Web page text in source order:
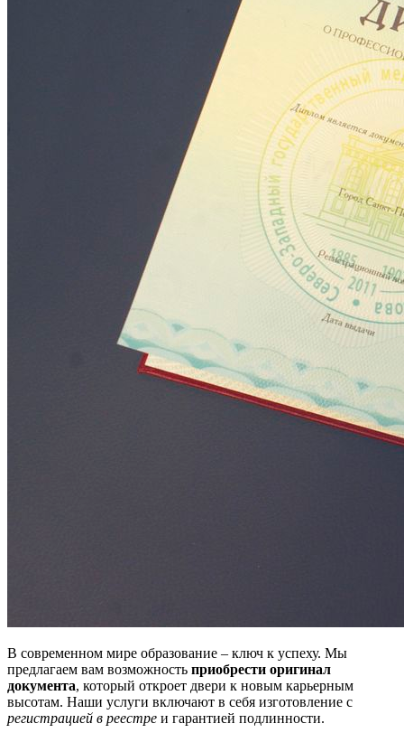
В современном мире образование – ключ к успеху. Мы
предлагаем вам возможность приобрести оригинал
документа, который откроет двери к новым карьерным
высотам. Наши услуги включают в себя изготовление с
регистрацией в реестре и гарантией подлинности.